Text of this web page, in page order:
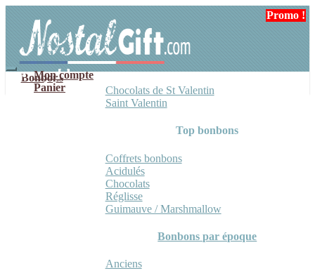
navigation
contenu
Mon compte
Panier
Bonbons
Chocolats de St Valentin
Saint Valentin
Top bonbons
Coffrets bonbons
Acidulés
Chocolats
Réglisse
Guimauve / Marshmallow
Bonbons par époque
Anciens
Promo !
Promo !
Promo !